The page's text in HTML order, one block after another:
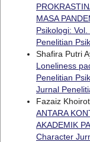
MASA
Psikologi:
Penelitian
Shafira Putri
Loneliness
Penelitian
Jurnal
Fazaiz
ANTARA
AKADEMIK
Character